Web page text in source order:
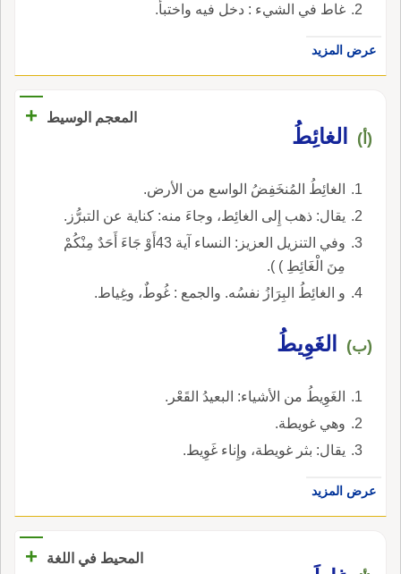
غاط في الشيء : دخل فيه واختبأ.
عرض المزيد
المعجم الوسيط +
(أ) الغائِطُ
الغائِطُ المُنخَفِضُ الواسع من الأرض.
يقال: ذهب إِلى الغائِط، وجاءَ منه: كناية عن التبرُّز.
وفي التنزيل العزيز: النساء آية 43أَوْ جَاءَ أَحَدٌ مِنْكُمْ
مِنَ الْغَائِطِ ) ).
و الغائِطُ البِرَازُ نفسُه. والجمع : غُوطٌ، وغِياط.
(ب) الغَوِيطُ
الغَوِيطُ من الأشياء: البعيدُ القَعْر.
وهي غويطة.
يقال: بثر غويطة، وإِناء غَوِيط.
عرض المزيد
المحيط في اللغة +